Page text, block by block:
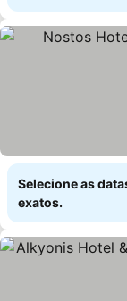
Selecione as
exatos.